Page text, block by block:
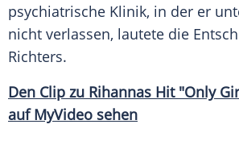
psychiatrische Klinik, in der er
nicht verlassen, lautete die
Richters.
Den Clip zu Rihannas Hit "Only
aufMyVideo sehen